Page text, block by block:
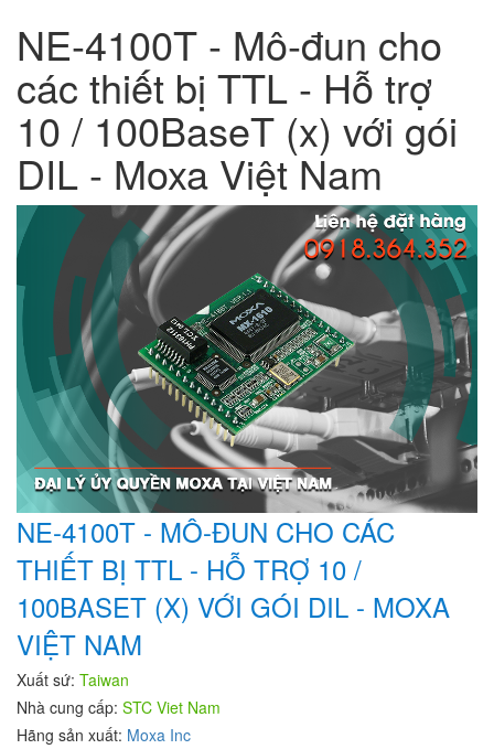
NE-4100T - Mô-đun cho
các thiết bị TTL - Hỗ trợ
10 / 100BaseT (x) với gói
DIL - Moxa Việt Nam
NE-4100T - MÔ-ĐUN CHO CÁC
THIẾT BỊ TTL - HỖ TRỢ 10 /
100BASET (X) VỚI GÓI DIL - MOXA
VIỆT NAM
Xuất sứ: Taiwan
Nhà cung cấp: STC Viet Nam
Hãng sản xuất: Moxa Inc